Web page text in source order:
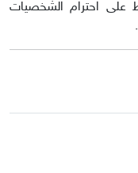
على احترام الشخصيات